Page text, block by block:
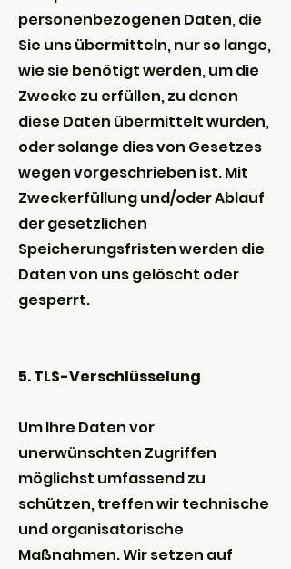
personenbezogenen Daten, die
Sie uns übermitteln, nur so lange,
wie sie benötigt werden, um die
Zwecke zu erfüllen, zu denen
diese Daten übermittelt wurden,
oder solange dies von Gesetzes
wegen vorgeschrieben ist. Mit
Zweckerfüllung und/oder Ablauf
der gesetzlichen
Speicherungsfristen werden die
Daten von uns gelöscht oder
gesperrt.
5. TLS-Verschlüsselung
Um Ihre Daten vor
unerwünschten Zugriffen
möglichst umfassend zu
schützen, treffen wir technische
und organisatorische
Maßnahmen. Wir setzen auf